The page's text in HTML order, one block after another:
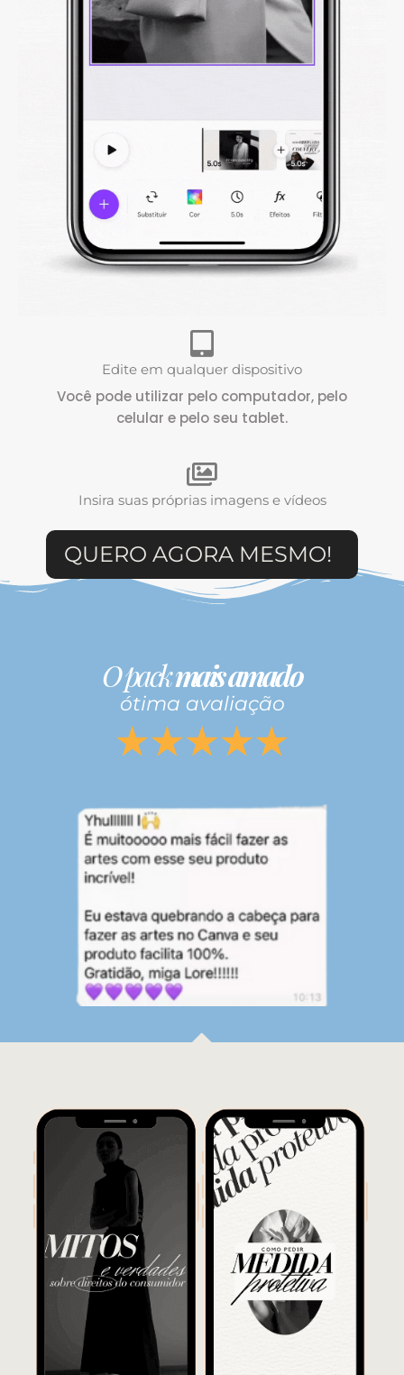
Edite em qualquer dispositivo
Você pode utilizar pelo computador, pelo
celular e pelo seu tablet.
Insira suas próprias imagens e vídeos
QUERO AGORA MESMO!
O packmais amado
ótima avaliação